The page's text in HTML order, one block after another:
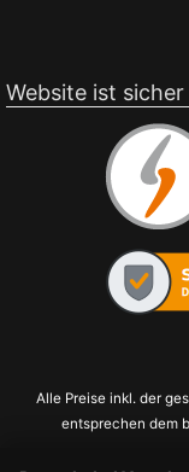
Website ist sicher
Alle Preise inkl. der
entsprechen dem